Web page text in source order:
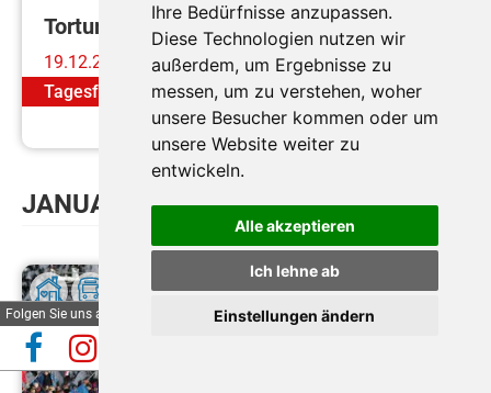
Ihre Bedürfnisse anzupassen.
Diese Technologien nutzen wir
außerdem, um Ergebnisse zu
messen, um zu verstehen, woher
unsere Besucher kommen oder um
unsere Website weiter zu
entwickeln.
Alle akzeptieren
Ich lehne ab
Einstellungen ändern
Automatische Reiseauskunft(Beta)
Automatische Reiseauskunft (Beta)
Torturm-Theater
19.12.2026
Tagesfahrt
nur€ 176,-
Mehr erfahren
JANUAR
Folgen Sie uns auf